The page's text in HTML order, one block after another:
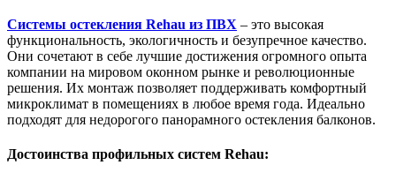
Системы остекления Rehau из ПВХ – это высокая
функциональность, экологичность и безупречное качество.
Они сочетают в себе лучшие достижения огромного опыта
компании на мировом оконном рынке и революционные
решения. Их монтаж позволяет поддерживать комфортный
микроклимат в помещениях в любое время года. Идеально
подходят для недорогого панорамного остекления балконов.
Достоинства профильных систем Rehau: